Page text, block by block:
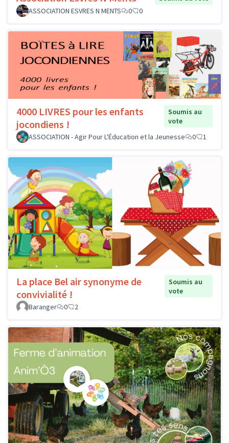
ASSOCIATION ESVRES N MENTS
0 0
4000 LIVRES pour les enfants
jocondiens !
Soumis au
vote
ASSOCIATION - Agir Pour L'Éducation et la Jeunesse
0 1
La place Bel air synonyme de
convivialité !
Soumis au
vote
Baranger
0 2